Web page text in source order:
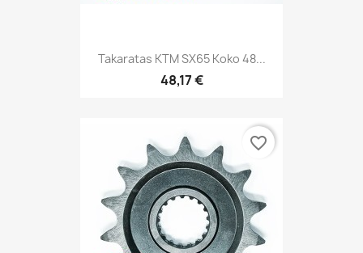
Takaratas KTM SX65 Koko 48...
48,17 €
favorite_border